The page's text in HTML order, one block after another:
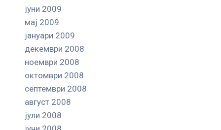
јуни 2009
мај 2009
јануари 2009
декември 2008
ноември 2008
октомври 2008
септември 2008
август 2008
јули 2008